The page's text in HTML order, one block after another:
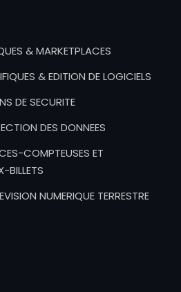
& MARKETPLACES
& EDITION DE LOGICIELS
DE SECURITE
DES DONNEES
COMPTEUSES ET
BILLETS
NUMERIQUE TERRESTRE